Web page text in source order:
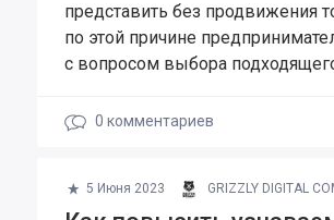
представить без продвижения
по этой причине
с вопросом выбора
0 комментариев
5 Июня 2023 GRIZZLY DIGITAL